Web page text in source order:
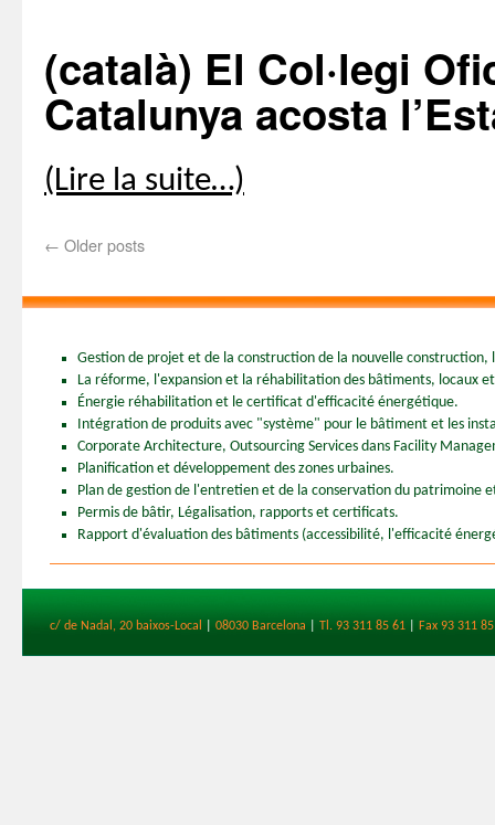
(català) El Col·legi
Catalunya acosta
(Lire la suite…)
← Older posts
Gestion de projet et de la construction de la nouvelle
La réforme, l'expansion et la réhabilitation des bâtiments, locaux
Énergie réhabilitation et le certificat d'efficacité énergétique.
Intégration de produits avec "système" pour le bâtiment et les
Corporate Architecture, Outsourcing Services dans Facility
Planification et développement des zones urbaines.
Plan de gestion de l'entretien et de la conservation du patrimoine
Permis de bâtir, Légalisation, rapports et certificats.
Rapport d'évaluation des bâtiments (accessibilité, l'efficacité
c/ de Nadal, 20 baixos-Local 08030 Barcelona Tl. 93 311 85 61 Fax 93 311